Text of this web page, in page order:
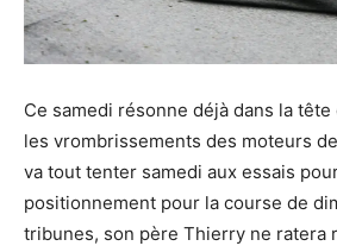
Ce samedi résonne déjà dans la tête
les vrombrissements des moteurs
va tout tenter samedi aux essais
positionnement pour la course de
tribunes, son père Thierry ne ratera